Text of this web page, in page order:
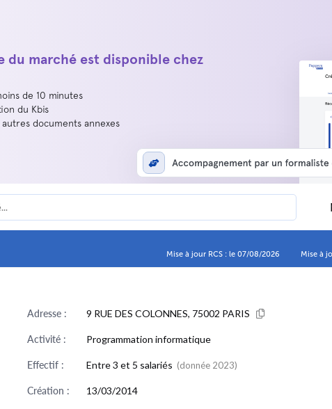
du marché est disponible chez
de 10 minutes
du Kbis
documents annexes
Mise à jour RCS : le 07/08/2026 Mise à
Adresse : 9 RUE DES COLONNES, 75002 PARIS
Activité : Programmation informatique
Effectif : Entre 3 et 5 salariés (donnée 2023)
Création : 13/03/2014